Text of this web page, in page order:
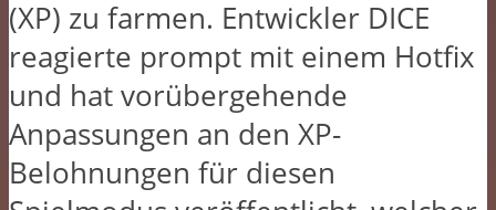
(XP) zu farmen. Entwickler DICE
reagierte prompt mit einem Hotfix
und hat vorübergehende
Anpassungen an den XP-
Belohnungen für diesen